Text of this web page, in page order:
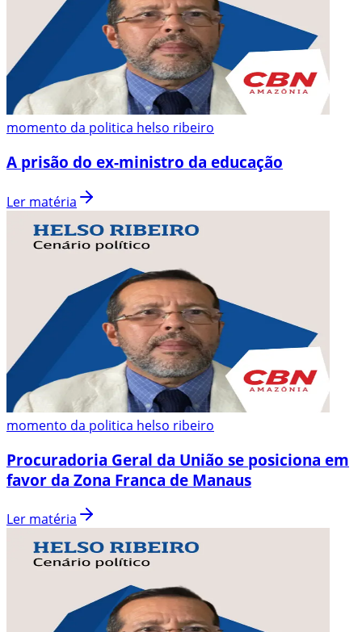
momento da politica helso ribeiro
A prisão do ex-ministro da educação
Ler matéria
momento da politica helso ribeiro
Procuradoria Geral da União se posiciona em
favor da Zona Franca de Manaus
Ler matéria